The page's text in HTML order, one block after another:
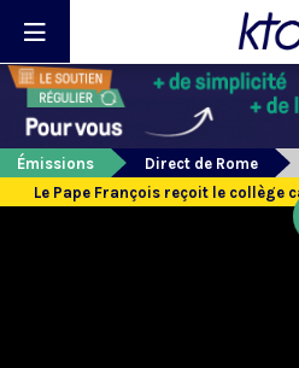
Émissions
Direct de Rome
Le Pape François reçoit le collège